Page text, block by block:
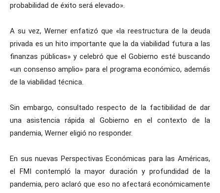
probabilidad de éxito será elevado».
A su vez, Werner enfatizó que «la reestructura de la deuda
privada es un hito importante que la da viabilidad futura a las
finanzas públicas» y celebró que el Gobierno esté buscando
«un consenso amplio» para el programa económico, además
de la viabilidad técnica.
Sin embargo, consultado respecto de la factibilidad de dar
una asistencia rápida al Gobierno en el contexto de la
pandemia, Werner eligió no responder.
En sus nuevas Perspectivas Económicas para las Américas,
el FMI contempló la mayor duración y profundidad de la
pandemia, pero aclaró que eso no afectará económicamente